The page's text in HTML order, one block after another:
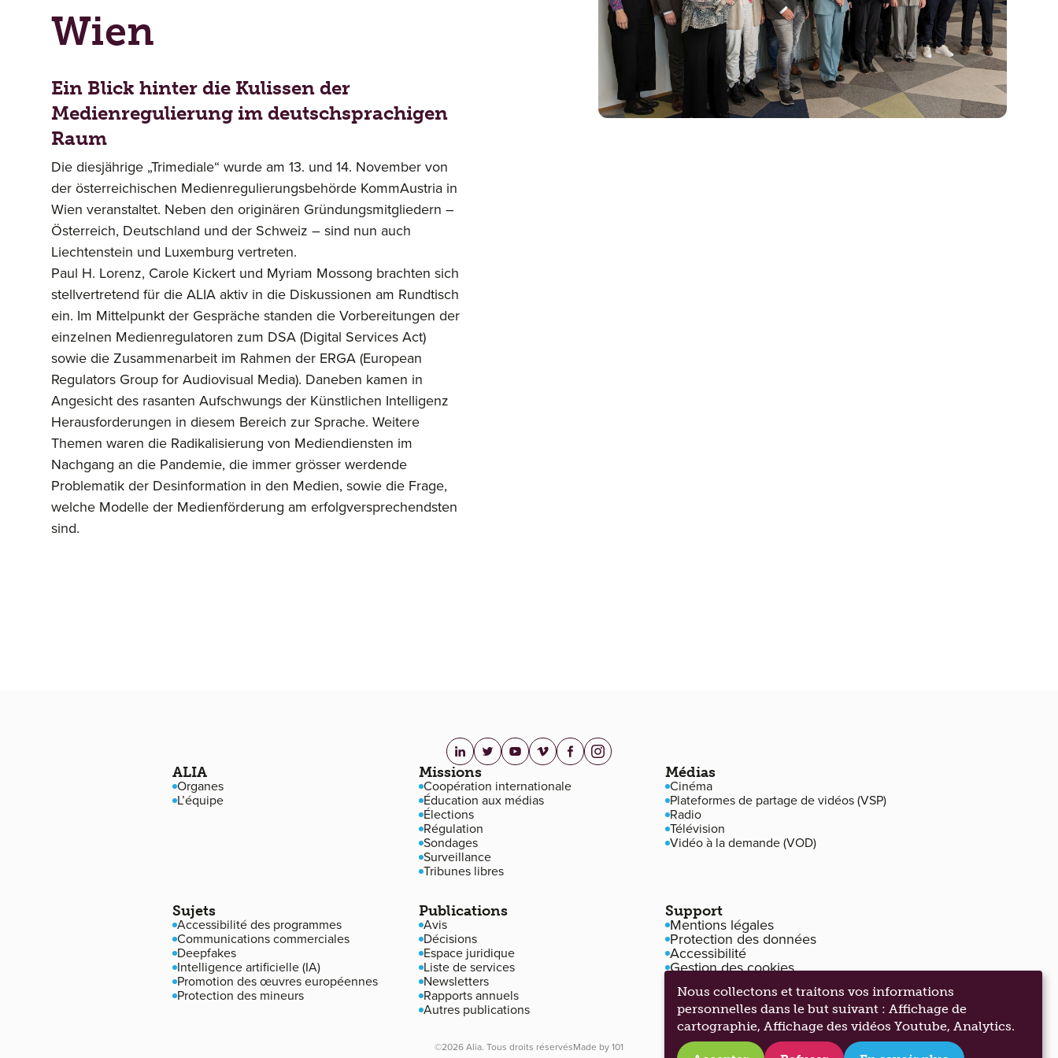
Nous collectons et traitons vos informations
personnelles dans le but suivant : Affichage de
cartographie, Affichage des vidéos Youtube, Analytics.
Wien
Ein Blick hinter die Kulissen der
Medienregulierung im deutschsprachigen
Raum
Die diesjährige „Trimediale“ wurde am 13. und 14. November von
der österreichischen Medienregulierungsbehörde KommAustria in
Wien veranstaltet. Neben den originären Gründungsmitgliedern –
Österreich, Deutschland und der Schweiz – sind nun auch
Liechtenstein und Luxemburg vertreten.
Paul H. Lorenz, Carole Kickert und Myriam Mossong brachten sich
stellvertretend für die ALIA aktiv in die Diskussionen am Rundtisch
ein. Im Mittelpunkt der Gespräche standen die Vorbereitungen der
einzelnen Medienregulatoren zum DSA (Digital Services Act)
sowie die Zusammenarbeit im Rahmen der ERGA (European
Regulators Group for Audiovisual Media). Daneben kamen in
Angesicht des rasanten Aufschwungs der Künstlichen Intelligenz
Herausforderungen in diesem Bereich zur Sprache. Weitere
Themen waren die Radikalisierung von Mediendiensten im
Nachgang an die Pandemie, die immer grösser werdende
Problematik der Desinformation in den Medien, sowie die Frage,
welche Modelle der Medienförderung am erfolgversprechendsten
sind.
linkedin.com
twitter.com
youtube.com
vimeo.com
facebook.com
instagram.com
Navigation de pied de page
ALIA
Organes
L’équipe
Missions
Coopération internationale
Éducation aux médias
Élections
Régulation
Sondages
Surveillance
Tribunes libres
Médias
Cinéma
Plateformes de partage de vidéos (VSP)
Radio
Télévision
Vidéo à la demande (VOD)
Sujets
Accessibilité des programmes
Communications commerciales
Deepfakes
Intelligence artificielle (IA)
Promotion des œuvres européennes
Protection des mineurs
Publications
Avis
Décisions
Espace juridique
Liste de services
Newsletters
Rapports annuels
Autres publications
Support
Mentions légales
Protection des données
Accessibilité
Gestion des cookies
©2026 Alia. Tous droits réservésMade by101